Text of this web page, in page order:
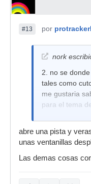
#13 por
nork
2. no se
tales como
me gustaria
para el tema
abre una pista y
unas ventanillas
Las demas cosas